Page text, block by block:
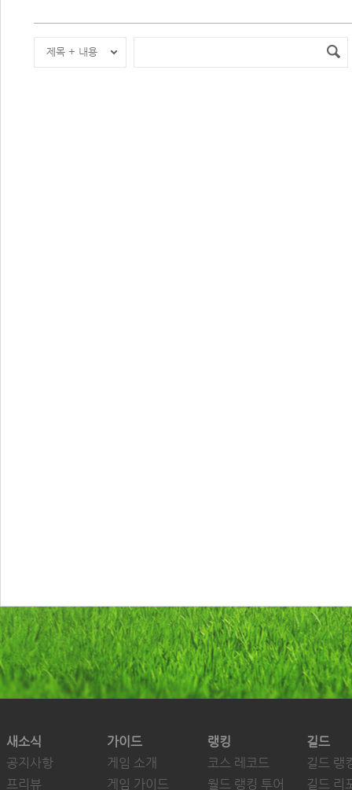
제목 + 내용
새소식
공지사항
프리뷰
가이드
게임 소개
게임 가이드
랭킹
코스 레코드
월드 랭킹 투어
길드
길드 랭
길드 리